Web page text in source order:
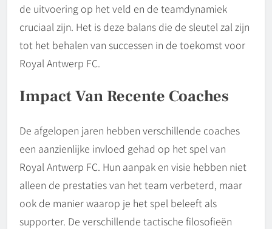
de uitvoering op het veld en de teamdynamiek
cruciaal zijn. Het is deze balans die de sleutel zal zijn
tot het behalen van successen in de toekomst voor
Royal Antwerp FC.
Impact Van Recente Coaches
De afgelopen jaren hebben verschillende coaches
een aanzienlijke invloed gehad op het spel van
Royal Antwerp FC. Hun aanpak en visie hebben niet
alleen de prestaties van het team verbeterd, maar
ook de manier waarop je het spel beleeft als
supporter. De verschillende tactische filosofieën